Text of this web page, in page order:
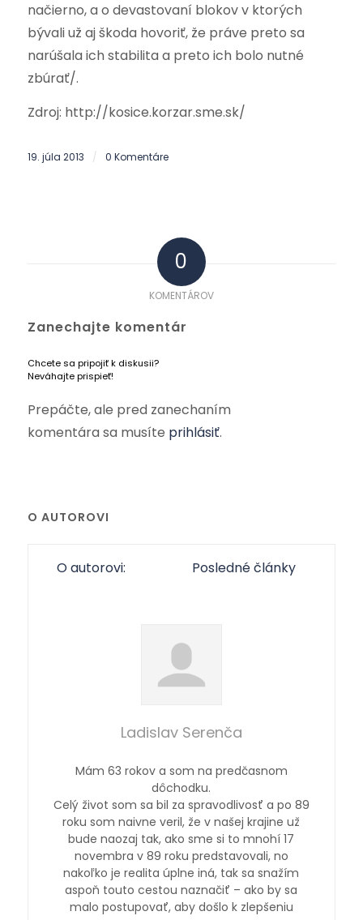
načierno, a o devastovaní blokov v ktorých
bývali už aj škoda hovoriť, že práve preto sa
narúšala ich stabilita a preto ich bolo nutné
zbúrať/.
Zdroj: http://kosice.korzar.sme.sk/
19. júla 2013 / 0 Komentáre
0
KOMENTÁROV
Zanechajte komentár
Chcete sa pripojiť k diskusii?
Neváhajte prispieť!
Prepáčte, ale pred zanechaním
komentára sa musíte prihlásiť.
O AUTOROVI
O autorovi: Posledné články
Ladislav Serenča
Mám 63 rokov a som na predčasnom
dôchodku.
Celý život som sa bil za spravodlivosť a po 89
roku som naivne veril, že v našej krajine už
bude naozaj tak, ako sme si to mnohí 17
novembra v 89 roku predstavovali, no
nakoľko je realita úplne iná, tak sa snažím
aspoň touto cestou naznačiť – ako by sa
malo postupovať, aby došlo k zlepšeniu